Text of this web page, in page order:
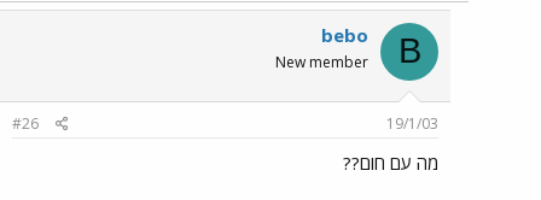
B
bebo
New member
19/1/03
#26
מה עם חום??